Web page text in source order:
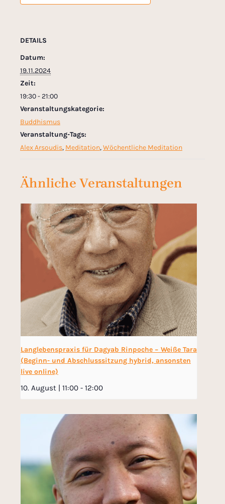
DETAILS
Datum:
19.11.2024
Zeit:
19:30 - 21:00
Veranstaltungskategorie:
Buddhismus
Veranstaltung-Tags:
Alex Arsoudis, Meditation,Wöchentliche Meditation
Ähnliche Veranstaltungen
Langlebenspraxis für Dagyab Rinpoche − Weiße Tara
(Beginn- und Abschlusssitzung hybrid, ansonsten
live online)
10. August | 11:00 - 12:00